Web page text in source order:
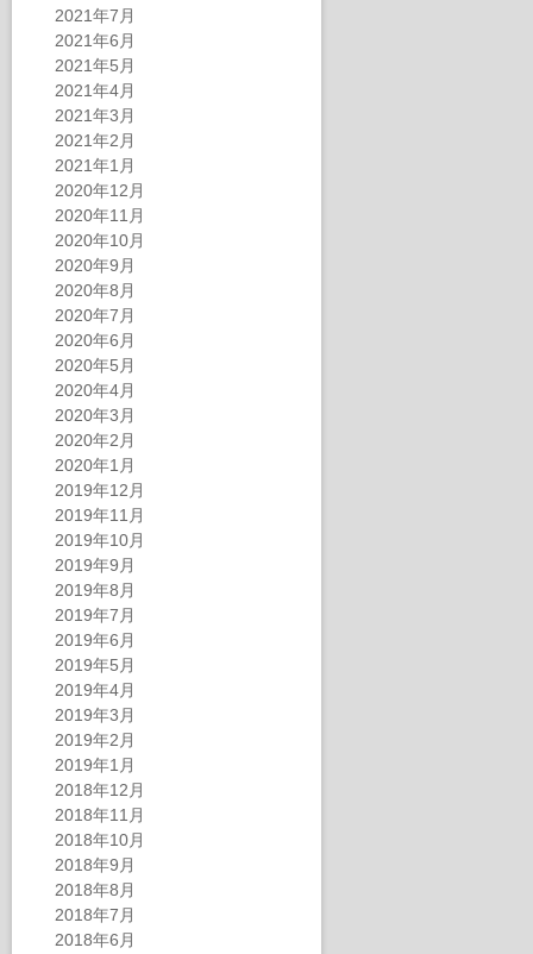
2021年7月
2021年6月
2021年5月
2021年4月
2021年3月
2021年2月
2021年1月
2020年12月
2020年11月
2020年10月
2020年9月
2020年8月
2020年7月
2020年6月
2020年5月
2020年4月
2020年3月
2020年2月
2020年1月
2019年12月
2019年11月
2019年10月
2019年9月
2019年8月
2019年7月
2019年6月
2019年5月
2019年4月
2019年3月
2019年2月
2019年1月
2018年12月
2018年11月
2018年10月
2018年9月
2018年8月
2018年7月
2018年6月